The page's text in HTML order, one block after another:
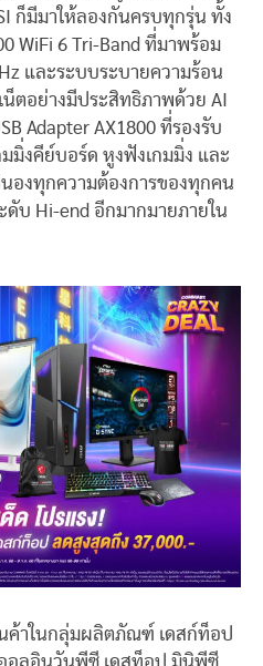
ก็มีมาให้ลองกันครบทุกรุ่น ทั้ง
WiFi 6 Tri-Band ที่มาพร้อม
และระบบระบายความร้อน
ตอย่างมีประสิทธิภาพด้วย AI
Adapter AX1800 ที่รองรับ
มมิ่งคีย์บอร์ด หูงฟังเกมมิ่ง และ
องทุกความต้องการของทุกคน
บ Hi-end อีกมากมายภายใน
ค้าในกลุ่มผลิตภัณฑ์ เดสก์ท็อป
ออลอินวันพีซี เดสท็อป มินิพีซี